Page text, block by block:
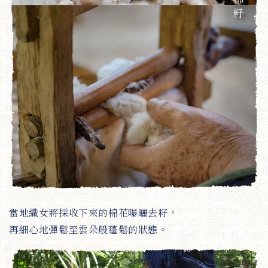
當地織女將採收下來的棉花曝曬去籽，
再細心地彈鬆至雲朵般蓬鬆的狀態。